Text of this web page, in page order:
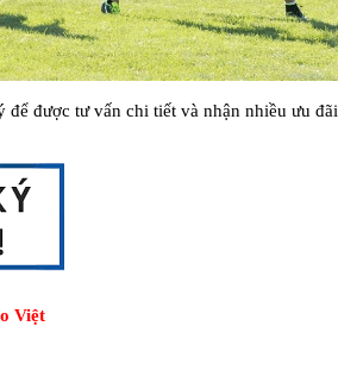
được tư vấn chi tiết và nhận nhiều ưu đãi
Việt